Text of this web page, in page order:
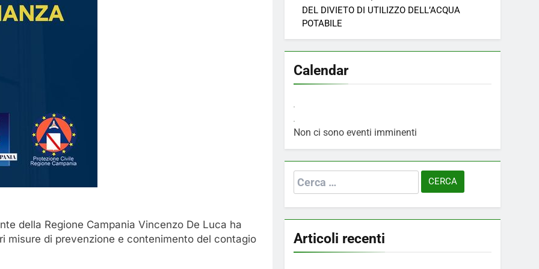
della Regione Campania Vincenzo De Luca ha
misure di prevenzione e contenimento del contagio
DEL DIVIETO DI UTILIZZO DELL’ACQUA
POTABILE
Calendar
Non ci sono eventi imminenti
Ricerca
per:
Articoli recenti